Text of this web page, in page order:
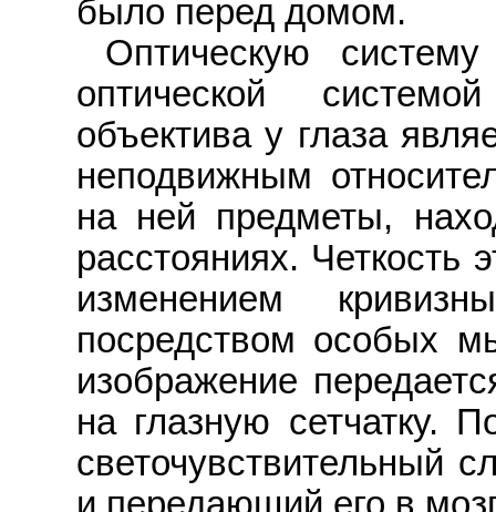
было перед домом.
Оптическую
оптической
объектива у глаза
неподвижным
на ней предметы,
расстояниях. Четкость
изменением
посредством особых
изображение
на глазную сетчатку.
светочувствительный